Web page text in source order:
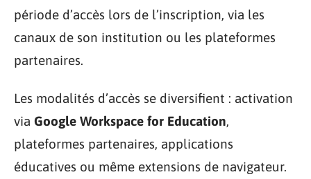
période d’accès lors de l’inscription, via les
canaux de son institution ou les plateformes
partenaires.
Les modalités d’accès se diversifient : activation
via Google Workspace for Education,
plateformes partenaires, applications
éducatives ou même extensions de navigateur.